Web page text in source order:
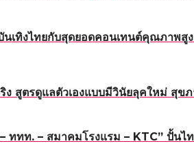
เทิงไทยกับสุดยอดคอนเทนต์คุณภาพ
สูตรดูแลตัวเองแบบมีวินัยลุคใหม่ สุ
ทท. – สมาคมโรงแรม – KTC” ปั้